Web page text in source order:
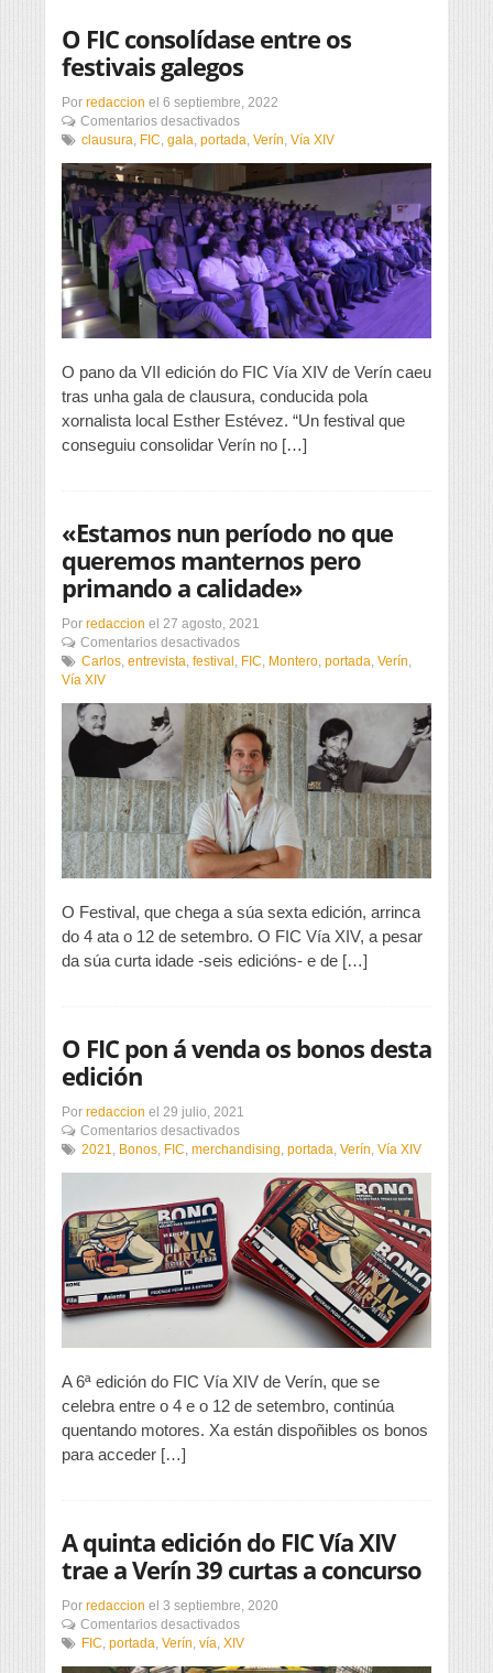
O FIC consolídase entre os
festivais galegos
Por redaccion el 6 septiembre, 2022
Comentarios desactivadosen
O
consolídase
entre
os
festivais
galegos
clausura, FIC, gala, portada, Verín, Vía XIV
O pano da VII edición do FIC Vía XIV de Verín caeu
tras unha gala de clausura, conducida pola
xornalista local Esther Estévez. “Un festival que
conseguiu consolidar Verín no […]
«Estamos nun período no que
queremos manternos pero
primando a calidade»
Por redaccion el 27 agosto, 2021
Comentarios desactivadosen
«Estamos
no
que
queremos
manternos
pero
primando
a
calidade»
Carlos entrevista festival FIC Montero portada Verín
Vía XIV
O Festival, que chega a súa sexta edición, arrinca
do 4 ata o 12 de setembro. O FIC Vía XIV, a pesar
da súa curta idade -seis edicións- e de […]
O FIC pon á venda os bonos desta
edición
Por redaccion el 29 julio, 2021
Comentarios desactivadosen
O
venda
os
bonos
desta
edición
2021 Bonos FIC merchandising portada Verín Vía XIV
A 6ª edición do FIC Vía XIV de Verín, que se
celebra entre o 4 e o 12 de setembro, continúa
quentando motores. Xa están dispoñibles os bonos
para acceder […]
A quinta edición do FIC Vía XIV
trae a Verín 39 curtas a concurso
Por redaccion el 3 septiembre, 2020
Comentarios desactivadosen
A
FIC portada Verín vía XIV